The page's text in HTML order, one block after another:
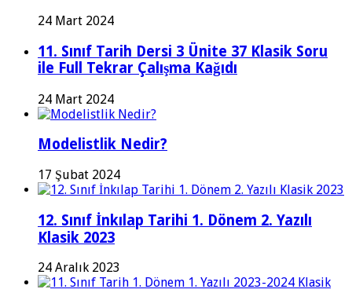
24 Mart 2024
11. Sınıf Tarih Dersi 3 Ünite 37 Klasik Soru
ile Full Tekrar Çalışma Kağıdı
24 Mart 2024
Modelistlik Nedir?
17 Şubat 2024
12. Sınıf İnkılap Tarihi 1. Dönem 2. Yazılı
Klasik 2023
24 Aralık 2023